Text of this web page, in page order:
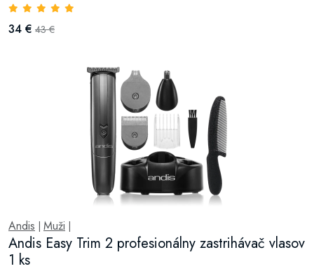
34 € 43 €
Andis Muži
Andis Easy Trim 2 profesionálny zastrihávač vlasov
1 ks